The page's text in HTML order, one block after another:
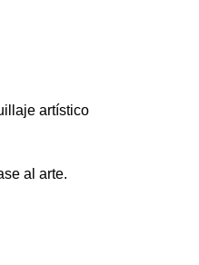
artístico
al arte.